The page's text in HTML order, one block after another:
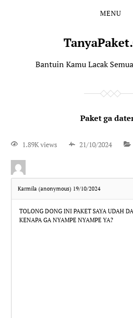
MENU
Bantuin Kamu Lacak
Paket ga
1.89K views 21/10/2024
Karmila (anonymous) 19/10/2024
TOLONG DONG INI PAKET SAYA UDAH
KENAPA GA NYAMPE NYAMPE YA?